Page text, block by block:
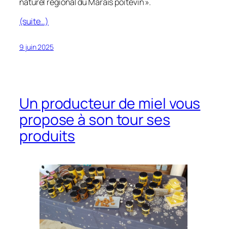
(suite…)
9 juin 2025
Un producteur de miel vous
propose à son tour ses
produits